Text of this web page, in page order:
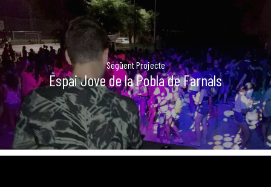
Següent Projecte
Espai Jove de la Pobla de Farnals